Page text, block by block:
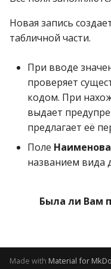
операции»
Модуль «Торговые
Работа с остатками
годности
Работа с фасовкой
товара
Услуги
Учет кассовых
Новая запись
табличной части.
При вводе
проверяет
кодом. При
выдает
предлагает её
Поле
названием вида
Была ли Вам
Made with Material for